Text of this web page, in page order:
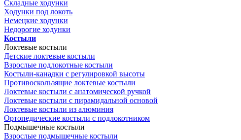
Складные ходунки
Ходунки под локоть
Немецкие ходунки
Недорогие ходунки
Костыли
Локтевые костыли
Детские локтевые костыли
Взрослые подлокотные костыли
Костыли-канадки с регулировкой высоты
Противоскользящие локтевые костыли
Локтевые костыли с анатомической ручкой
Локтевые костыли с пирамидальной основой
Локтевые костыли из алюминия
Ортопедические костыли с подлокотником
Подмышечные костыли
Взрослые подмышечные костыли